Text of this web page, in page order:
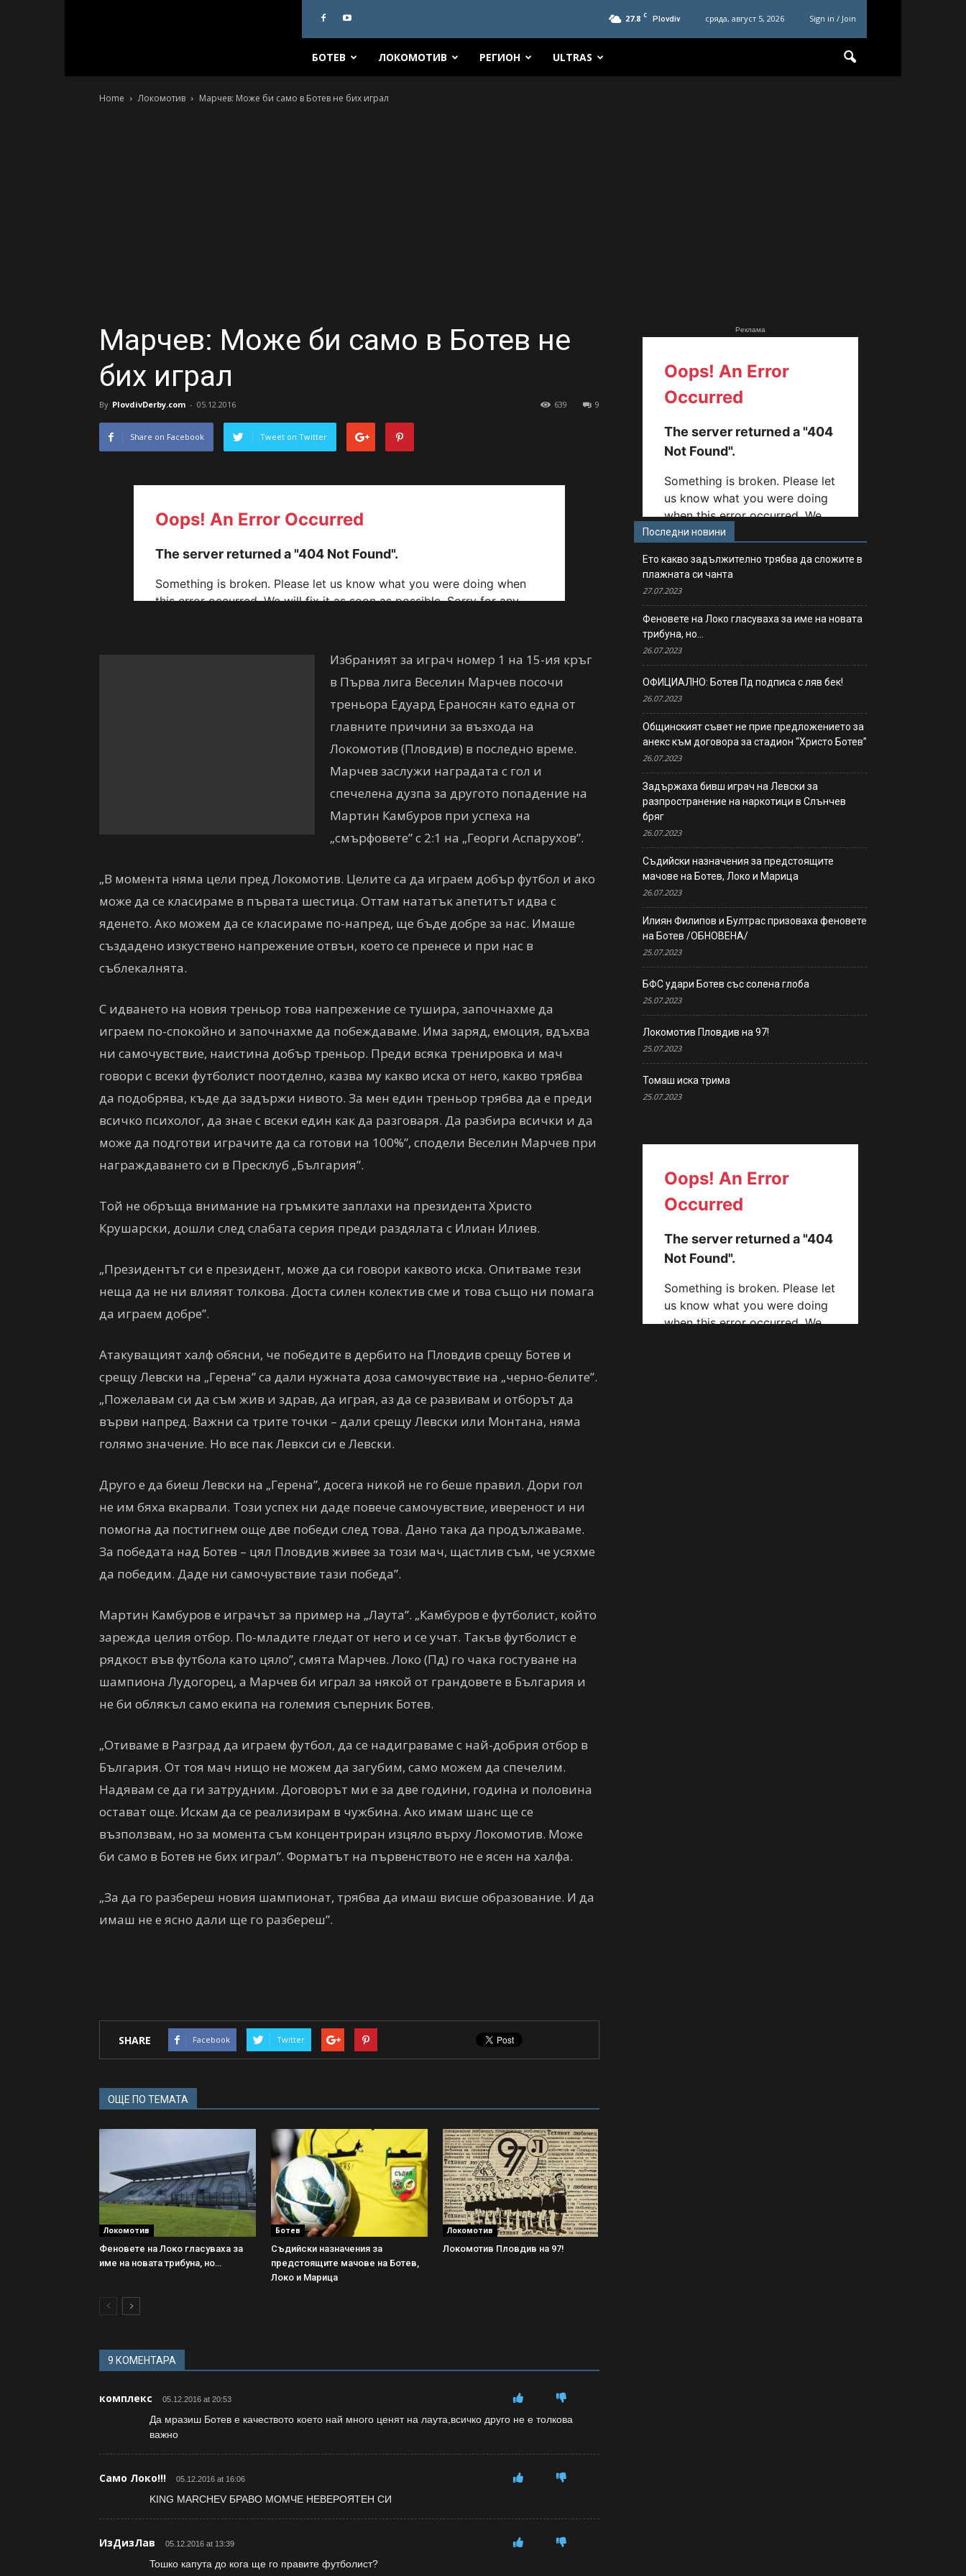
27.8 C Plovdiv сряда, август 5, 2026 Sign in / Join
БОТЕВ ЛОКОМОТИВ РЕГИОН ULTRAS
Home Локомотив Марчев: Може би само в Ботев не бих играл
Марчев: Може би само в Ботев не
бих играл
By PlovdivDerby.com - 05.12.2016 9
639
Share on Facebook Tweet on Twitter
Избраният за играч номер 1 на 15-ия кръг
в Първа лига Веселин Марчев посочи
треньора Едуард Ераносян като една от
главните причини за възхода на
Локомотив (Пловдив) в последно време.
Марчев заслужи наградата с гол и
спечелена дузпа за другото попадение на
Мартин Камбуров при успеха на
„смърфовете” с 2:1 на „Георги Аспарухов”.
„В момента няма цели пред Локомотив. Целите са да играем добър футбол и ако
може да се класираме в първата шестица. Оттам нататък апетитът идва с
яденето. Ако можем да се класираме по-напред, ще бъде добре за нас. Имаше
създадено изкуствено напрежение отвън, което се пренесе и при нас в
съблекалнята.
С идването на новия треньор това напрежение се тушира, започнахме да
играем по-спокойно и започнахме да побеждаваме. Има заряд, емоция, вдъхва
ни самочувствие, наистина добър треньор. Преди всяка тренировка и мач
говори с всеки футболист поотделно, казва му какво иска от него, какво трябва
да подобрява, къде да задържи нивото. За мен един треньор трябва да е преди
всичко психoлог, да знае с всеки един как да разговаря. Да разбира всички и да
може да подготви играчите да са готови на 100%”, сподели Веселин Марчев при
награждаването си в Пресклуб „България”.
Той не обръща внимание на гръмките заплахи на президента Христо
Крушарски, дошли след слабата серия преди раздялата с Илиан Илиев.
„Президентът си е президент, може да си говори каквото иска. Опитваме тези
неща да не ни влияят толкова. Доста силен колектив сме и това също ни помага
да играем добре”.
Атакуващият халф обясни, че победите в дербито на Пловдив срещу Ботев и
срещу Левски на „Герена” са дали нужната доза самочувствие на „черно-белите”.
„Пожелавам си да съм жив и здрав, да играя, аз да се развивам и отборът да
върви напред. Важни са трите точки – дали срещу Левски или Монтана, няма
голямо значение. Но все пак Левкси си е Левски.
Друго е да биеш Левски на „Герена”, досега никой не го беше правил. Дори гол
не им бяха вкарвали. Този успех ни даде повече самочувствие, ивереност и ни
помогна да постигнем още две победи след това. Дано така да продължаваме.
За победата над Ботев – цял Пловдив живее за този мач, щастлив съм, че усяхме
да победим. Даде ни самочувствие тази победа”.
Мартин Камбуров е играчът за пример на „Лаута”. „Камбуров е футболист, който
зарежда целия отбор. По-младите гледат от него и се учат. Такъв футболист е
рядкост във футбола като цяло”, смята Марчев. Локо (Пд) го чака гостуване на
шампиона Лудогорец, а Марчев би играл за някой от грандовете в България и
не би облякъл само екипа на големия съперник Ботев.
„Отиваме в Разград да играем футбол, да се надиграваме с най-добрия отбор в
България. От тоя мач нищо не можем дa загубим, само можем да спечелим.
Надявам се да ги затрудним. Договорът ми е за две години, година и половина
остават още. Искам да се реализирам в чужбина. Ако имам шанс ще се
възползвам, но за момента съм концентриран изцяло върху Локомотив. Може
би само в Ботев не бих играл”. Форматът на първенството не е ясен на халфа.
„За да го разбереш новия шампионат, трябва да имаш висше образование. И да
имаш не е ясно дали ще го разбереш”.
SHARE Facebook Twitter
ОЩЕ ПО ТЕМАТА
Локомотив
Феновете на Локо гласуваха за
име на новата трибуна, но…
Ботев
Съдийски назначения за
предстоящите мачове на Ботев,
Локо и Марица
Локомотив
Локомотив Пловдив на 97!
9 КОМЕНТАРА
комплекс 05.12.2016 at 20:53
Да мразиш Ботев е качеството което най много ценят на лаута,всичко друго не е толкова
важно
Само Локо!!! 05.12.2016 at 16:06
KING MARCHEV БРАВО МОМЧЕ НЕВЕРОЯТЕН СИ
ИзДизЛав 05.12.2016 at 13:39
Toшко капута до кога ще го правите футболист?
Реклама
Последни новини
Ето какво задължително трябва да сложите в
плажната си чанта
27.07.2023
Феновете на Локо гласуваха за име на новата
трибуна, но…
26.07.2023
ОФИЦИАЛНО: Ботев Пд подписа с ляв бек!
26.07.2023
Общинският съвет не прие предложението за
анекс към договора за стадион “Христо Ботев”
26.07.2023
Задържаха бивш играч на Левски за
разпространение на наркотици в Слънчев
бряг
26.07.2023
Съдийски назначения за предстоящите
мачове на Ботев, Локо и Марица
26.07.2023
Илиян Филипов и Бултрас призоваха феновете
на Ботев /ОБНОВЕНА/
25.07.2023
БФС удари Ботев със солена глоба
25.07.2023
Локомотив Пловдив на 97!
25.07.2023
Томаш иска трима
25.07.2023